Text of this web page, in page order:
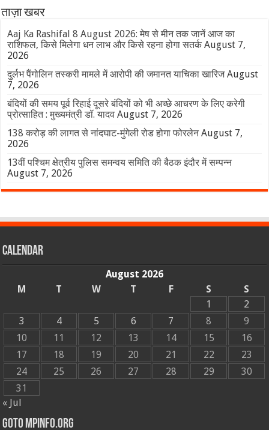
ताज़ा खबर
Aaj Ka Rashifal 8 August 2026: मेष से मीन तक जानें आज का
राशिफल, किसे मिलेगा धन लाभ और किसे रहना होगा सतर्क August 7,
2026
दुर्लभ पैंगोलिन तस्करी मामले में आरोपी की जमानत याचिका खारिज August
7, 2026
बंदियों की समय पूर्व रिहाई दूसरे बंदियों को भी अच्छे आचरण के लिए करेगी
प्रोत्साहित : मुख्यमंत्री डॉ. यादव August 7, 2026
138 करोड़ की लागत से नांदघाट-मुंगेली रोड होगा फोरलेन August 7,
2026
13वीं पश्चिम क्षेत्रीय पुलिस समन्वय समिति की बैठक इंदौर में सम्पन्न
August 7, 2026
Calendar
August 2026
M
T W T F S
S
1
2
3
4 5 6 7 8
9
10
11 12 13 14 15
16
17
18 19 20 21 22
23
24
25 26 27 28 29
30
31
« Jul
GOTO MPINFO.ORG